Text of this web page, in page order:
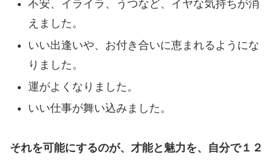
不安、イライラ、うつなど、イヤな気持ちが消
えました。
いい出逢いや、お付き合いに恵まれるようにな
りました。
運がよくなりました。
いい仕事が舞い込みました。
それを可能にするのが、才能と魅力を、自分で１２